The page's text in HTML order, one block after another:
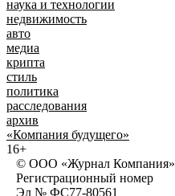
наука и технологии
недвижимость
авто
медиа
крипта
стиль
политика
расследования
архив
«Компания будущего»
16+
© ООО «Журнал Компания»
Регистрационный номер
Эл № ФС77-80561